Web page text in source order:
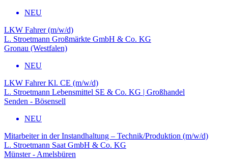
NEU
LKW Fahrer (m/w/d)
L. Stroetmann Großmärkte GmbH & Co. KG
Gronau (Westfalen)
NEU
LKW Fahrer Kl. CE (m/w/d)
L. Stroetmann Lebensmittel SE & Co. KG | Großhandel
Senden - Bösensell
NEU
Mitarbeiter in der Instandhaltung – Technik/Produktion (m/w/d)
L. Stroetmann Saat GmbH & Co. KG
Münster - Amelsbüren